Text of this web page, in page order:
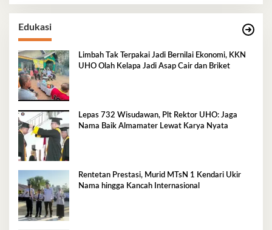
Edukasi
Limbah Tak Terpakai Jadi Bernilai Ekonomi, KKN
UHO Olah Kelapa Jadi Asap Cair dan Briket
Lepas 732 Wisudawan, Plt Rektor UHO: Jaga
Nama Baik Almamater Lewat Karya Nyata
Rentetan Prestasi, Murid MTsN 1 Kendari Ukir
Nama hingga Kancah Internasional